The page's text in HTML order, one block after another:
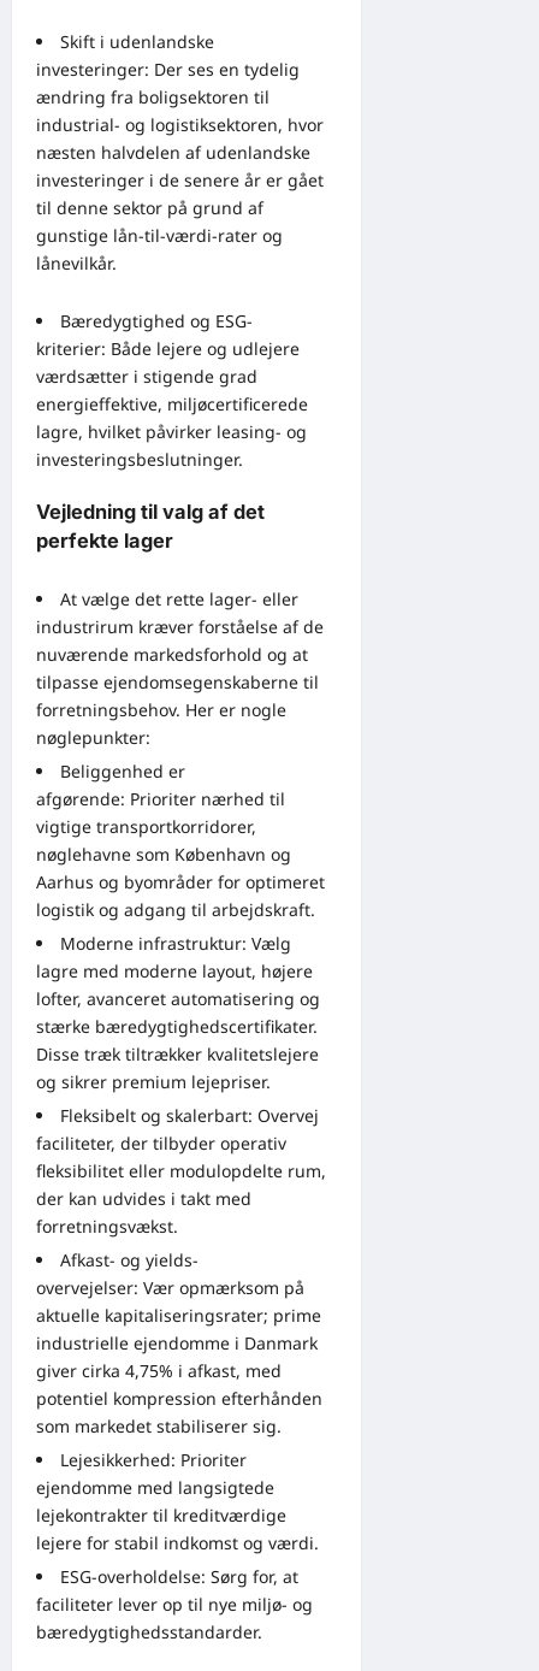
Skift i udenlandske
investeringer: Der ses en tydelig
ændring fra boligsektoren til
industrial- og logistiksektoren, hvor
næsten halvdelen af udenlandske
investeringer i de senere år er gået
til denne sektor på grund af
gunstige lån-til-værdi-rater og
lånevilkår.
Bæredygtighed og ESG-
kriterier: Både lejere og udlejere
værdsætter i stigende grad
energieffektive, miljøcertificerede
lagre, hvilket påvirker leasing- og
investeringsbeslutninger.
Vejledning til valg af det
perfekte lager
At vælge det rette lager- eller
industrirum kræver forståelse af de
nuværende markedsforhold og at
tilpasse ejendomsegenskaberne til
forretningsbehov. Her er nogle
nøglepunkter:
Beliggenhed er
afgørende: Prioriter nærhed til
vigtige transportkorridorer,
nøglehavne som København og
Aarhus og byområder for optimeret
logistik og adgang til arbejdskraft.
Moderne infrastruktur: Vælg
lagre med moderne layout, højere
lofter, avanceret automatisering og
stærke bæredygtighedscertifikater.
Disse træk tiltrækker kvalitetslejere
og sikrer premium lejepriser.
Fleksibelt og skalerbart: Overvej
faciliteter, der tilbyder operativ
fleksibilitet eller modulopdelte rum,
der kan udvides i takt med
forretningsvækst.
Afkast- og yields-
overvejelser: Vær opmærksom på
aktuelle kapitaliseringsrater; prime
industrielle ejendomme i Danmark
giver cirka 4,75% i afkast, med
potentiel kompression efterhånden
som markedet stabiliserer sig.
Lejesikkerhed: Prioriter
ejendomme med langsigtede
lejekontrakter til kreditværdige
lejere for stabil indkomst og værdi.
ESG-overholdelse: Sørg for, at
faciliteter lever op til nye miljø- og
bæredygtighedsstandarder.